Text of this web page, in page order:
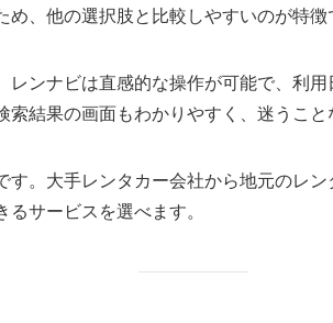
、他の選択肢と比較しやすいのが特徴
レンナビは直感的な操作が可能で、利
結果の画面もわかりやすく、迷うこと
す。大手レンタカー会社から地元のレ
サービスを選べます。